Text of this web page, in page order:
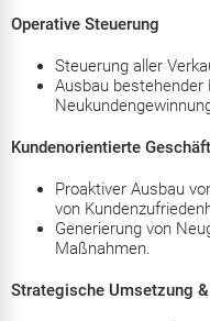
Operative Steuerung
Steuerung aller
Ausbau bestehender
Kundenorientierte
Proaktiver Ausbau
von
Generierung von
Maßnahmen.
Strategische Umsetzung